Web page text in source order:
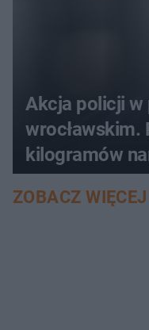
Akcja policji w
wrocławskim.
kilogramów
ZOBACZ WIĘCEJ